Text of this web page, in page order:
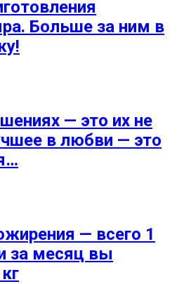
Больше за ним в
— это их не
в любви — это
— всего 1
за месяц вы